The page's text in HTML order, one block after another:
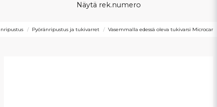
Näytä rek.numero
Pyöränripustus ja tukivarret Vasemmalla edessä oleva tukivarsi Microcar